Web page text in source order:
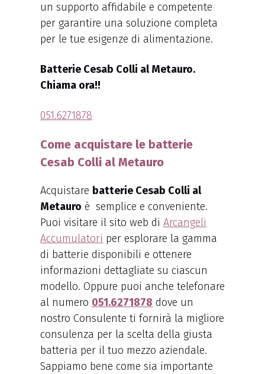
un supporto affidabile e competente
per garantire una soluzione completa
per le tue esigenze di alimentazione.
Batterie Cesab Colli al Metauro.
Chiama ora!!
051.6271878
Come acquistare le batterie
Cesab Colli al Metauro
Acquistare batterie Cesab Colli al
Metauro è semplice e conveniente.
Puoi visitare il sito web di Arcangeli
Accumulatori per esplorare la gamma
di batterie disponibili e ottenere
informazioni dettagliate su ciascun
modello. Oppure puoi anche telefonare
al numero 051.6271878 dove un
nostro Consulente ti fornirà la migliore
consulenza per la scelta della giusta
batteria per il tuo mezzo aziendale.
Sappiamo bene come sia importante